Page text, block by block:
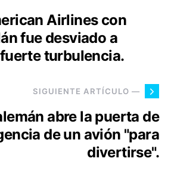
Airlines con
fue desviado a
turbulencia.
SIGUIENTE ARTÍCULO —
abre la puerta de
de un avión "para
divertirse".